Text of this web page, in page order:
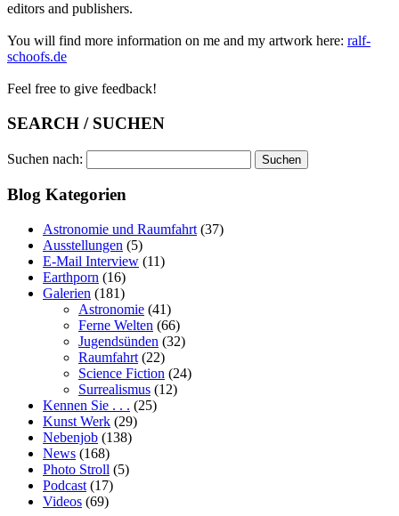
editors and publishers.
You will find more information on me and my artwork here: ralf-
schoofs.de
Feel free to give feedback!
SEARCH / SUCHEN
Suchen nach:
Blog Kategorien
Astronomie und Raumfahrt (37)
Ausstellungen (5)
E-Mail Interview (11)
Earthporn (16)
Galerien (181)
Astronomie (41)
Ferne Welten (66)
Jugendsünden (32)
Raumfahrt (22)
Science Fiction (24)
Surrealismus (12)
Kennen Sie . . . (25)
Kunst Werk (29)
Nebenjob (138)
News (168)
Photo Stroll (5)
Podcast (17)
Videos (69)